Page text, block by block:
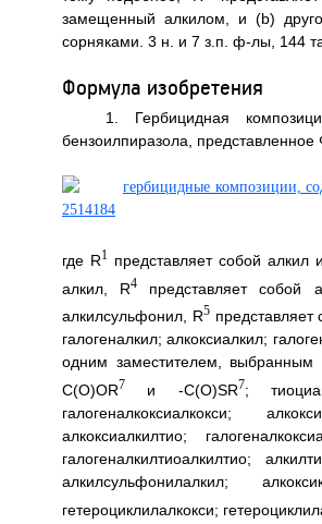
замещенный алкилом, и (b)
сорняками. 3 н. и 7 з.п. ф-лы, 144
Формула изобретения
1. Гербицидная
бензоилпиразола,
где R1представляет собой алкил
алкил, R4
представляет собой
алкилсульфонил, R5представляет
галогеналкил; алкоксиалкил;
одним заместителем, выбранным
C(O)OR7 и -C(O)SR7;
галогеналкоксиалкокси;
алкоксиалкилтио;
галогеналкилтиоалкилтио;
алкилсульфонилалкил;
гетероциклилалкокси;